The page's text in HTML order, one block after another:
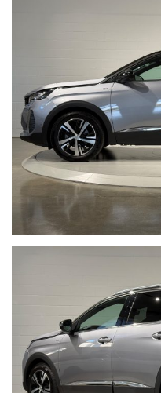
Nota bene: La dotazione
presente scheda potrebbero
equipaggiamento del veicolo,
pubblicati dai diversi
eventuali inesattezze relative
della disponibilità
inseriti. Autosalone 2000 srl
eventuali involontarie
alcun modo un impegno
l’inconveniente e vi invitiamo
specifico veicolo. Autosalone
per eventuali involontarie
alcun modo un impegno
Cosa vuol dire far parte della
IL CHILOMETRO” ?
Vuol dire offrire ad ogni
acquisto sicuro, vuol dire
percorrenza chilometrica di